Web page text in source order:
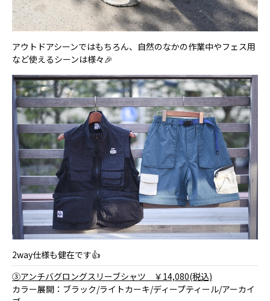
アウトドアシーンではもちろん、自然のなかの作業中やフェス用
など使えるシーンは様々🎉
2way仕様も健在です👍
③アンチバグロングスリーブシャツ ￥14,080(税込)
カラー展開：ブラック/ライトカーキ/ディープティール/アーカイ